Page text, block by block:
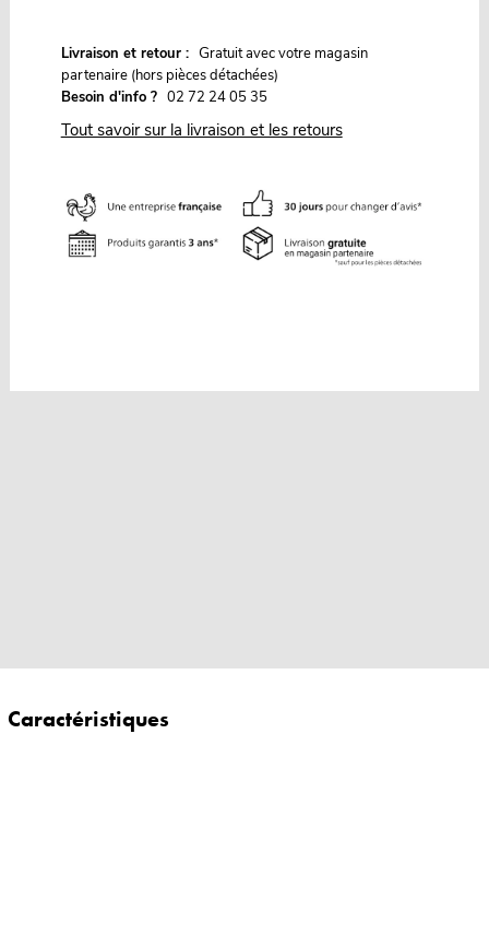
Livraison et retour : Gratuit avec votre magasin
partenaire (hors pièces détachées)
Besoin d'info ? 02 72 24 05 35
Tout savoir sur la livraison et les retours
Caractéristiques